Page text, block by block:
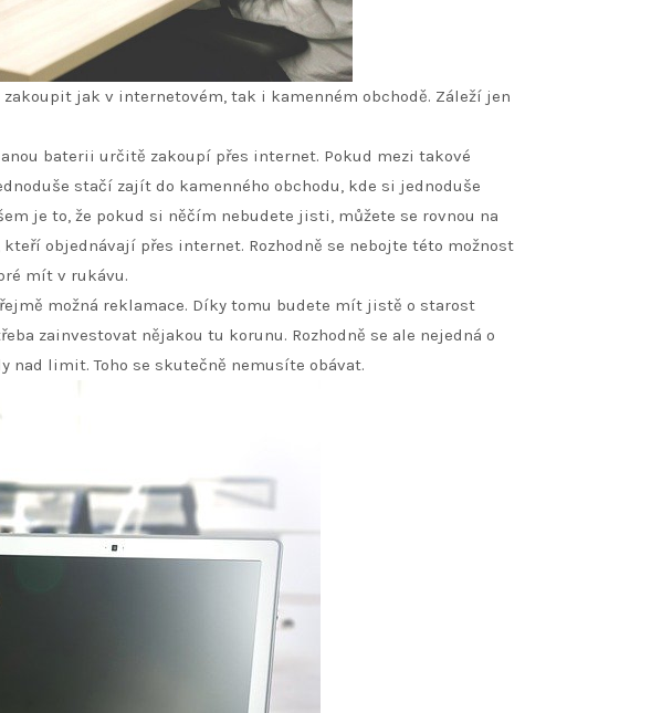
zakoupit jak v internetovém, tak i kamenném obchodě. Záleží jen
baterii určitě zakoupí přes internet. Pokud mezi takové
stačí zajít do kamenného obchodu, kde si jednoduše
je to, že pokud si něčím nebudete jisti, můžete se rovnou na
objednávají přes internet. Rozhodně se nebojte této možnost
mít v rukávu.
možná reklamace. Díky tomu budete mít jistě o starost
zainvestovat nějakou tu korunu. Rozhodně se ale nejedná o
nad limit. Toho se skutečně nemusíte obávat.